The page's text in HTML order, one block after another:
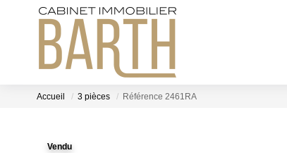
Accueil 3 pièces Référence 2461RA
Vendu